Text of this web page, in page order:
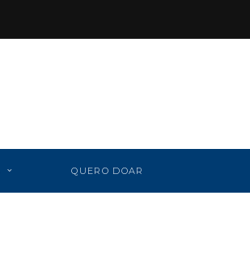
QUERO DOAR